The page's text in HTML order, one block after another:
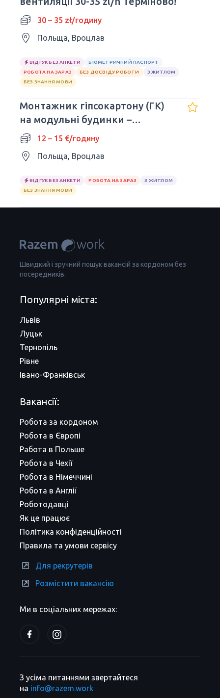
30 – 35 zł/годину
Польща, Вроцлав
ВІДГУК БЕЗ АНКЕТИ
БІОМЕТРИЧНИЙ ПАСПОРТ
РОБОТА НА ЗАРАЗ
БЕЗ ДОСВІДУ РОБОТИ
З ЖИТЛОМ
БЕЗ ЗНАННЯ МОВИ
Монтажник гіпсокартону (ГК)
на модульні будинки –
Німеччина
12 – 15 €/годину
Польща, Вроцлав
ВІДГУК БЕЗ АНКЕТИ РОБОТА НА ЗАРАЗ
З ЖИТЛОМ
БЕЗ ЗНАННЯ МОВИ
Швидкий і зручний пошук вакансій за кордоном без
посередників.
Ми в соціальних мережах:
Популярні міста:
Львів
Луцьк
Тернопіль
Рівне
Івано-Франківськ
Вакансії:
Робота за кордоном
Робота в Європі
Работа в Польше
Робота в Чехії
Робота в Німеччині
Робота в Англії
Роботодавці
Як це працює
Політика конфіденційності
Правила та умови сервісу
Для рекрутерів
Розмістити вакансію
З усіма питаннями звертайтеся
на info@razem.work